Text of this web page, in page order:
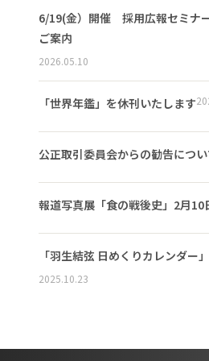
6/19(金）開催 採用広報セミナ
ご案内
2026.05.10
「世界年鑑」を休刊いたします
公正取引委員会からの勧告につ
報道写真展「食の戦後史」2月10
「羽生結弦 日めくりカレンダー
2025.10.23